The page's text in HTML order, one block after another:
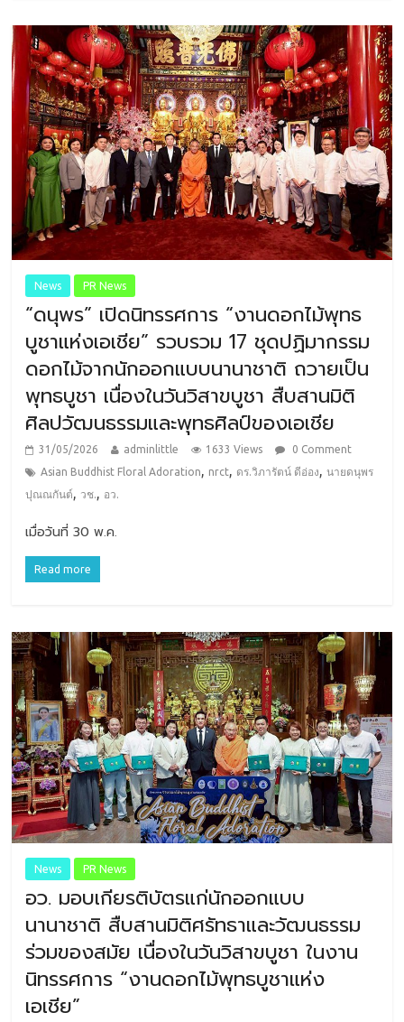
News PR News
“ดนุพร” เปิดนิทรรศการ “งานดอกไม้พุทธ
บูชาแห่งเอเชีย” รวบรวม 17 ชุดปฏิมากรรม
ดอกไม้จากนักออกแบบนานาชาติ ถวายเป็น
พุทธบูชา เนื่องในวันวิสาขบูชา สืบสานมิติ
ศิลปวัฒนธรรมและพุทธศิลป์ของเอเชีย
31/05/2026 adminlittle 1633 Views
0 Comment
Asian Buddhist Floral Adoration, nrct, ดร.วิภารัตน์ ดีอ่อง,นายดนุพร
ปุณณกันต์, วช., อว.
เมื่อวันที่ 30 พ.ค.
Read more
News PR News
อว. มอบเกียรติบัตรแก่นักออกแบบ
นานาชาติ สืบสานมิติศรัทธาและวัฒนธรรม
ร่วมของสมัย เนื่องในวันวิสาขบูชา ในงาน
นิทรรศการ “งานดอกไม้พุทธบูชาแห่ง
เอเชีย”